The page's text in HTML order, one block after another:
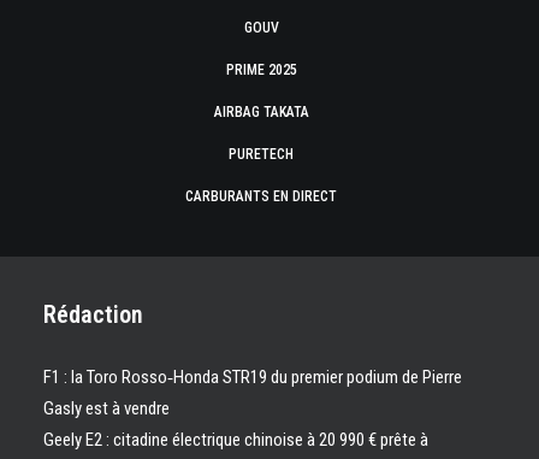
GOUV
PRIME 2025
AIRBAG TAKATA
PURETECH
CARBURANTS EN DIRECT
Rédaction
F1 : la Toro Rosso‑Honda STR19 du premier podium de Pierre
Gasly est à vendre
Geely E2 : citadine électrique chinoise à 20 990 € prête à